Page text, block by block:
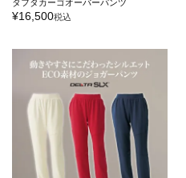
タフタカーゴオーバーパンツ
¥16,500税込